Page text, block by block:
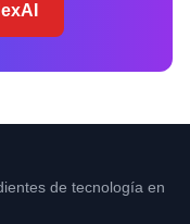
de tecnología en